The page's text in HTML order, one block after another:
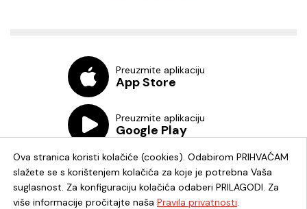
Preuzmite aplikaciju
App Store
Preuzmite aplikaciju
Google Play
Ova stranica koristi kolačiće (cookies). Odabirom PRIHVAĆAM
slažete se s korištenjem kolačića za koje je potrebna Vaša
suglasnost. Za konfiguraciju kolačića odaberi PRILAGODI. Za
više informacije pročitajte naša Pravila privatnosti.